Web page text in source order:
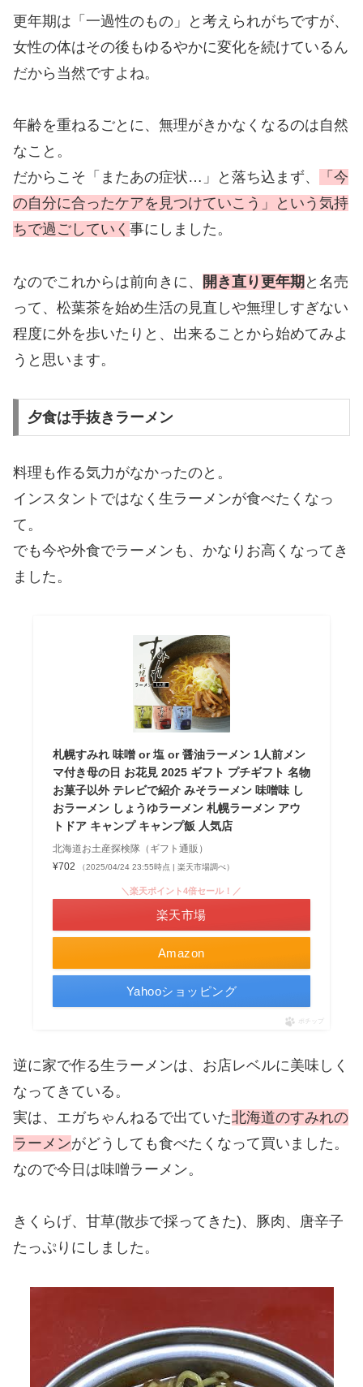
更年期は「一過性のもの」と考えられがちですが、
女性の体はその後もゆるやかに変化を続けているん
だから当然ですよね。
年齢を重ねるごとに、無理がきかなくなるのは自然
なこと。
だからこそ「またあの症状…」と落ち込まず、
「今
の自分に合ったケアを見つけていこう」という気持
ちで過ごしていく 事にしました。
なのでこれからは前向きに、 開き直り更年期 と名売
って、松葉茶を始め生活の見直しや無理しすぎない
程度に外を歩いたりと、出来ることから始めてみよ
うと思います。
夕食は手抜きラーメン
料理も作る気力がなかったのと。
インスタントではなく生ラーメンが食べたくなっ
て。
でも今や外食でラーメンも、かなりお高くなってき
ました。
札幌すみれ 味噌 or 塩 or 醤油ラーメン 1人前メン
マ付き母の日 お花見 2025 ギフト プチギフト 名物
お菓子以外 テレビで紹介 みそラーメン 味噌味 し
おラーメン しょうゆラーメン 札幌ラーメン アウ
トドア キャンプ キャンプ飯 人気店
北海道お土産探検隊（ギフト通販）
¥702
（2025/04/24 23:55時点 | 楽天市場調べ）
Amazon
＼楽天ポイント4倍セール！／
楽天市場
Yahooショッピング
ポチップ
逆に家で作る生ラーメンは、お店レベルに美味しく
なってきている。
実は、エガちゃんねるで出ていた北海道のすみれの
ラーメンがどうしても食べたくなって買いました。
なので今日は味噌ラーメン。
きくらげ、甘草(散歩で採ってきた)、豚肉、唐辛子
たっぷりにしました。